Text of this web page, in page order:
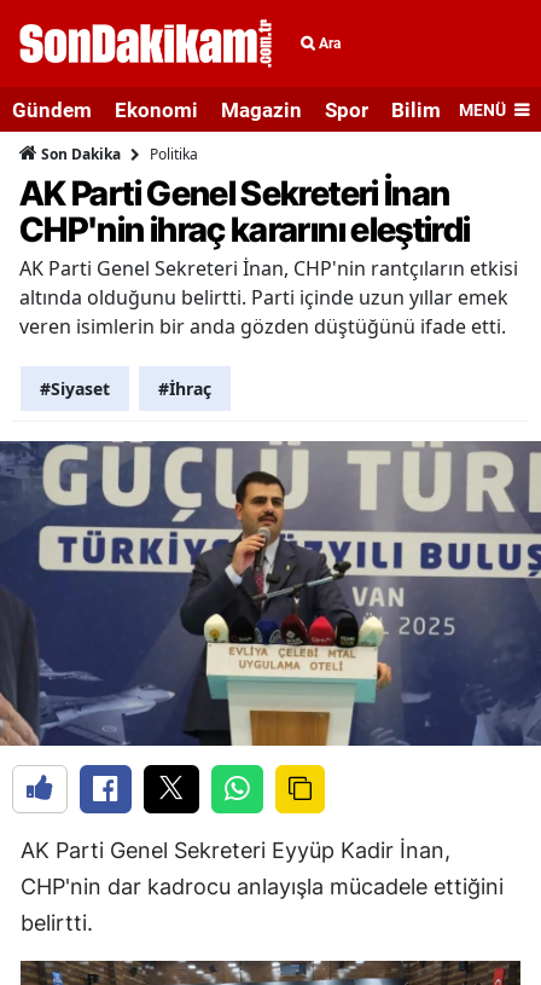
Ara
Gündem Ekonomi Magazin Spor Bilim veMENÜ
Son Dakika Politika
AK Parti Genel Sekreteri İnan
CHP'nin ihraç kararını eleştirdi
AK Parti Genel Sekreteri İnan, CHP'nin rantçıların etkisi
altında olduğunu belirtti. Parti içinde uzun yıllar emek
veren isimlerin bir anda gözden düştüğünü ifade etti.
#Siyaset #İhraç
AK Parti Genel Sekreteri Eyyüp Kadir İnan,
CHP'nin dar kadrocu anlayışla mücadele ettiğini
belirtti.